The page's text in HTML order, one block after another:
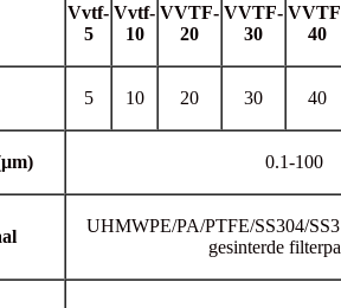
Vvtf-
5
Vvtf-
10
VVTF-
20
VVTF-
30
40
5 10 20 30 40
0.1-100
UHMWPE/PA/PTFE/SS304/
gesinterde